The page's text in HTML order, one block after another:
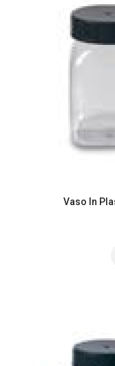
Vaso In